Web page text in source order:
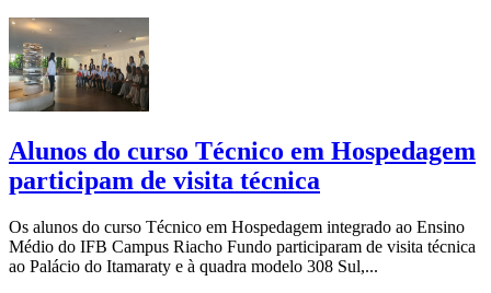
Alunos do curso Técnico em Hospedagem
participam de visita técnica
Os alunos do curso Técnico em Hospedagem integrado ao Ensino
Médio do IFB Campus Riacho Fundo participaram de visita técnica
ao Palácio do Itamaraty e à quadra modelo 308 Sul,...